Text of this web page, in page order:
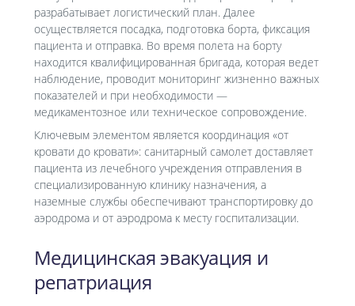
разрабатывает логистический план. Далее
осуществляется посадка, подготовка борта, фиксация
пациента и отправка. Во время полета на борту
находится квалифицированная бригада, которая ведет
наблюдение, проводит мониторинг жизненно важных
показателей и при необходимости —
медикаментозное или техническое сопровождение.
Ключевым элементом является координация «от
кровати до кровати»: санитарный самолет доставляет
пациента из лечебного учреждения отправления в
специализированную клинику назначения, а
наземные службы обеспечивают транспортировку до
аэродрома и от аэродрома к месту госпитализации.
Медицинская эвакуация и
репатриация